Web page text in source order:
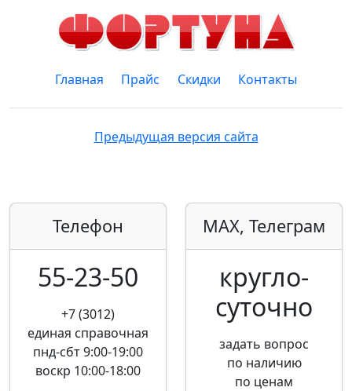
Главная Прайс Скидки Контакты
Предыдущая версия сайта
Телефон
55-23-50
+7 (3012)
единая справочная
пнд-сбт 9:00-19:00
воскр 10:00-18:00
MAX, Телеграм
кругло­
суточно
задать вопрос
по наличию
по ценам